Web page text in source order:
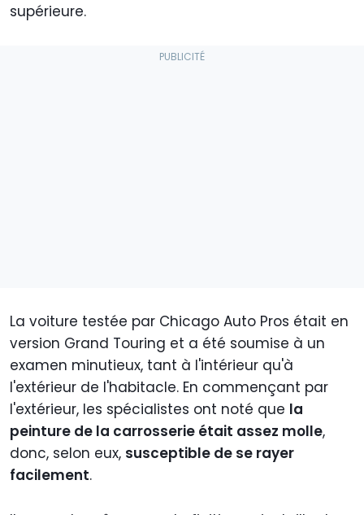
supérieure.
La voiture testée par Chicago Auto Pros était en
version Grand Touring et a été soumise à un
examen minutieux, tant à l'intérieur qu'à
l'extérieur de l'habitacle. En commençant par
l'extérieur, les spécialistes ont noté que la
peinture de la carrosserie était assez molle,
donc, selon eux, susceptible de se rayer
facilement.